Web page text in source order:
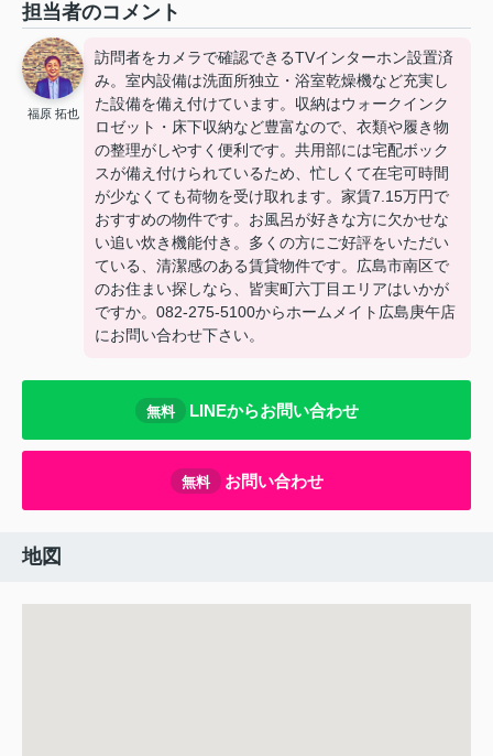
担当者のコメント
福原 拓也
訪問者をカメラで確認できるTVインターホン設置済
み。室内設備は洗面所独立・浴室乾燥機など充実し
た設備を備え付けています。収納はウォークインク
ロゼット・床下収納など豊富なので、衣類や履き物
の整理がしやすく便利です。共用部には宅配ボック
スが備え付けられているため、忙しくて在宅可時間
が少なくても荷物を受け取れます。家賃7.15万円で
おすすめの物件です。お風呂が好きな方に欠かせな
い追い炊き機能付き。多くの方にご好評をいただい
ている、清潔感のある賃貸物件です。広島市南区で
のお住まい探しなら、皆実町六丁目エリアはいかが
ですか。082-275-5100からホームメイト広島庚午店
にお問い合わせ下さい。
無料 LINEからお問い合わせ
無料 お問い合わせ
地図